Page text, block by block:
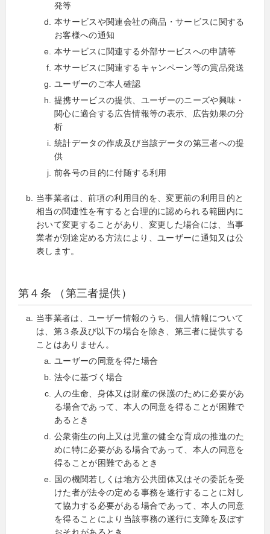
発等
本サービスや関連会社の商品・サービスに関する
お客様への通知
本サービスに関連する外部サービスへの申請等
本サービスに関連するキャンペーン等の賞品発送
ユーザーのご本人確認
提携サービスの提供、ユーザーのニーズや興味・
関心に適合する広告情報等の表示、広告効果の分
析
統計データの作成及び当該データの第三者への提
供
前各号の目的に付随する利用
当事業者は、前項の利用目的を、変更前の利用目的と
相当の関連性を有すると合理的に認められる範囲内に
おいて変更することがあり、変更した場合には、当事
業者が別途定める方法により、ユーザーに通知又は公
表します。
第４条 （第三者提供）
当事業者は、ユーザー情報のうち、個人情報について
は、第３条及び以下の場合を除き、第三者に提供する
ことはありません。
ユーザーの同意を得た場合
法令に基づく場合
人の生命、身体又は財産の保護のために必要があ
る場合であって、本人の同意を得ることが困難で
あるとき
公衆衛生の向上又は児童の健全な育成の推進のた
めに特に必要がある場合であって、本人の同意を
得ることが困難であるとき
国の機関若しくは地方公共団体又はその委託を受
けた者が法令の定める事務を遂行することに対し
て協力する必要がある場合であって、本人の同意
を得ることにより当該事務の遂行に支障を及ぼす